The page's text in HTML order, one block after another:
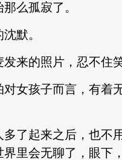
么孤寂了。
默。
来的照片，忍不住
对女孩子而言，有着
多了起来之后，也不
界里会无聊了，眼下